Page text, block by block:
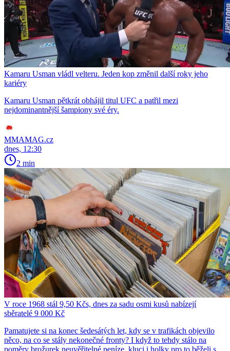
Kamaru Usman vládl velteru. Jeden kop změnil další roky jeho
kariéry
Kamaru Usman pětkrát obhájil titul UFC a patřil mezi
nejdominantnější šampiony své éry.
MMAMAG.cz
dnes, 12:30
2 min
V roce 1968 stál 9,50 Kčs, dnes za sadu osmi kusů nabízejí
sběratelé 9 000 Kč
Pamatujete si na konec šedesátých let, kdy se v trafikách objevilo
něco, na co se stály nekonečné fronty? I když to tehdy stálo na
poměry brožurek neuvěřitelné peníze, kluci i holky pro to běželi s